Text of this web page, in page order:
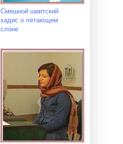
Смешной шиитский
хадис о летающем
слоне